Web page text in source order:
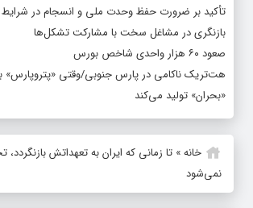
تأکید بر ضرورت حفظ وحدت ملی و انسجام در شرایط
بازنگری در مشاغل سخت با مشارکت تشکل‌ها
صعود ۶۰ هزار واحدی شاخص بورس
هت‌تریک ناکامی در پارس جنوبی/وقتی «پتروپارس»
«بحران» تولید می‌کند
خانه» تا زمانی که ایران به تعهداتش بازنگردد،
نمی‌شود